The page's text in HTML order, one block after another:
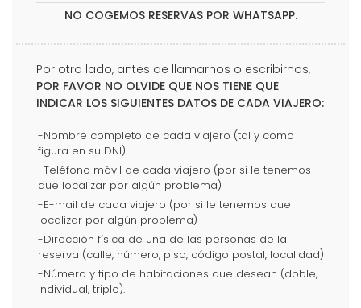
NO COGEMOS RESERVAS POR WHATSAPP.
Por otro lado, antes de llamarnos o escribirnos,
POR FAVOR NO OLVIDE QUE NOS TIENE QUE
INDICAR LOS SIGUIENTES DATOS DE CADA VIAJERO:
-Nombre completo de cada viajero (tal y como
figura en su DNI)
-Teléfono móvil de cada viajero (por si le tenemos
que localizar por algún problema)
-E-mail de cada viajero (por si le tenemos que
localizar por algún problema)
-Dirección física de una de las personas de la
reserva (calle, número, piso, código postal, localidad)
-Número y tipo de habitaciones que desean (doble,
individual, triple).